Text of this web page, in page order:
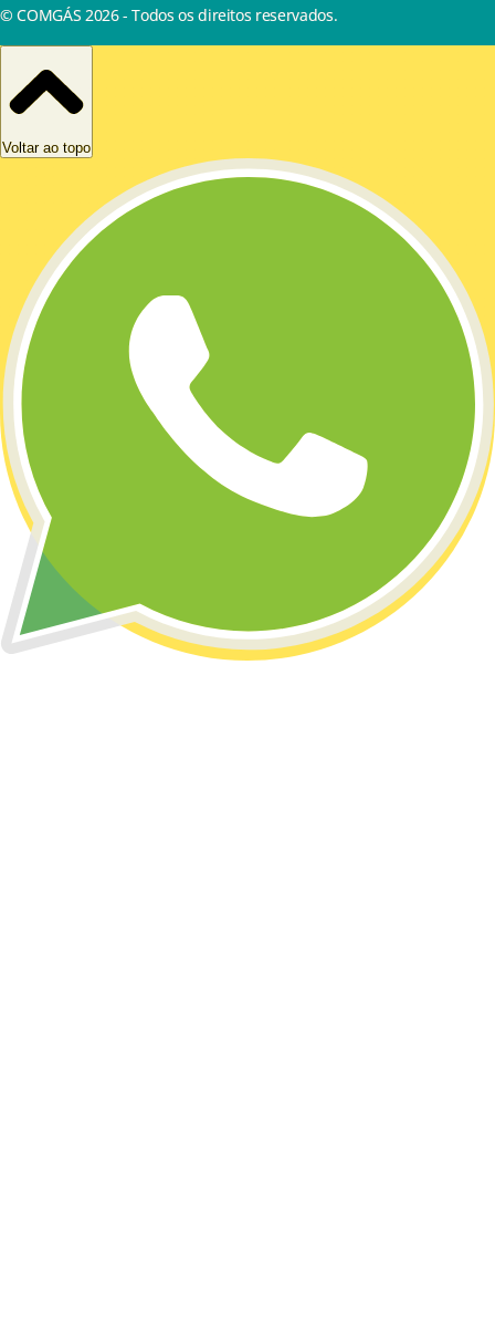
WhatsApp da Cris:
(11) 3325-0197
Autoatendimento:
Comgás Virtual
Atendimento emergencial 24h:
08000 110 197
Para vazamento ou falta de gás, atendimento 24h.
Demais serviços das 8h às 21h de segunda a sábado,
exceto feriados.
Deficientes auditivos:
0800 200 8200
Canal de Ética:
0800 725 0039
© COMGÁS 2026 - Todos os direitos reservados.
Voltar ao topo